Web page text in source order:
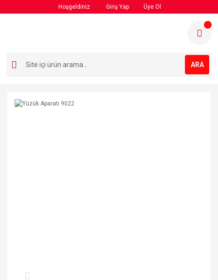
Hoşgeldiniz Giriş Yap Üye Ol
ARA